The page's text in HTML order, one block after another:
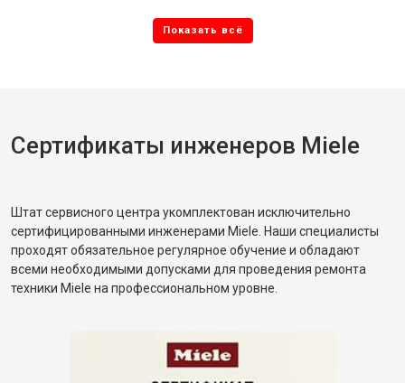
Сертификаты инженеров Miele
Штат сервисного центра укомплектован исключительно
сертифицированными инженерами Miele. Наши специалисты
проходят обязательное регулярное обучение и обладают
всеми необходимыми допусками для проведения ремонта
техники Miele на профессиональном уровне.